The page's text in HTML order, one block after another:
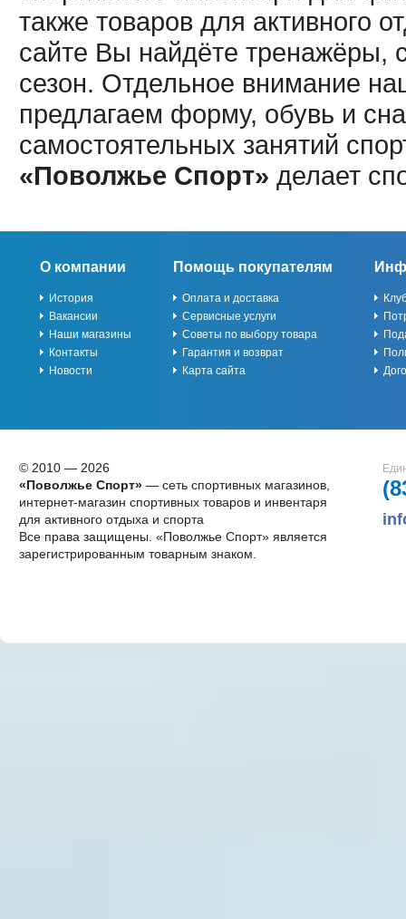
также товаров для активного
сайте Вы найдёте тренажёры,
сезон. Отдельное внимание
предлагаем форму, обувь и
самостоятельных занятий
«Поволжье Спорт» делает
О компании
История
Вакансии
Наши магазины
Контакты
Новости
Помощь покупателям
Оплата и доставка
Сервисные услуги
Советы по выбору товара
Гарантия и возврат
Карта сайта
© 2010 — 2026
«Поволжье Спорт»— сеть спортивных магазинов,
интернет-магазин спортивных товаров и инвентаря
для активного отдыха и спорта
Все права защищены. «Поволжье Спорт» является
зарегистрированным товарным знаком.